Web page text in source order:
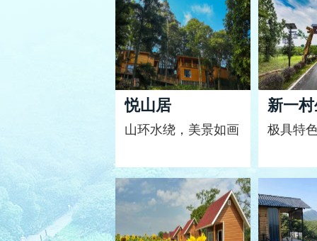
悦山居
山环水绕，美景如画
新一
极具特